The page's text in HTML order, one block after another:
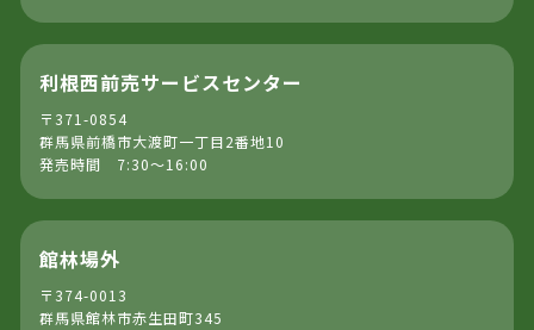
利根西前売サービスセンター
〒371-0854
群馬県前橋市大渡町一丁目2番地10
発売時間 7:30～16:00
館林場外
〒374-0013
群馬県館林市赤生田町345